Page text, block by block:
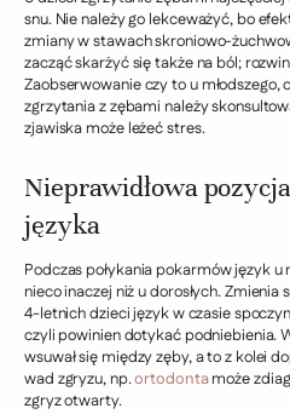
snu. Nie należy go lekceważyć, bo
zmiany w stawach skroniowo-
zacząć skarżyć się także na ból;
Zaobserwowanie czy to u młodszego,
zgrzytania z zębami należy
zjawiska może leżeć stres.
Nieprawidłowa
języka
Podczas połykania pokarmów język u
nieco inaczej niż u dorosłych.
4-letnich dzieci język w czasie
czyli powinien dotykać podniebienia.
wsuwał się między zęby, a to z kolei
wad zgryzu, np.ortodontamoże
zgryz otwarty.